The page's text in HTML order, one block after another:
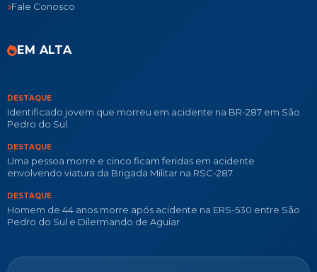
Fale Conosco
EM ALTA
DESTAQUE
Identificado jovem que morreu em acidente na BR-287 em São
Pedro do Sul
DESTAQUE
Uma pessoa morre e cinco ficam feridas em acidente
envolvendo viatura da Brigada Militar na RSC-287
DESTAQUE
Homem de 44 anos morre após acidente na ERS-530 entre São
Pedro do Sul e Dilermando de Aguiar